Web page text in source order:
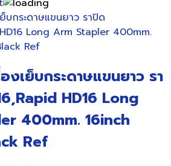
งเย็บกระดาษแขนยาว รา
HD16 Long
400mm. 16inch
Ref